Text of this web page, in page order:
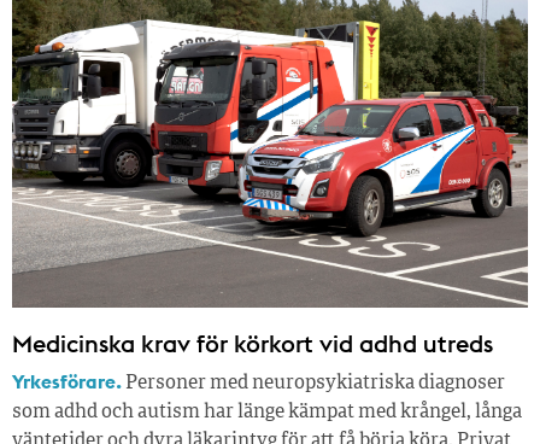
Medicinska krav för körkort vid adhd utreds
Yrkesförare. Personer med neuropsykiatriska diagnoser
som adhd och autism har länge kämpat med krångel, långa